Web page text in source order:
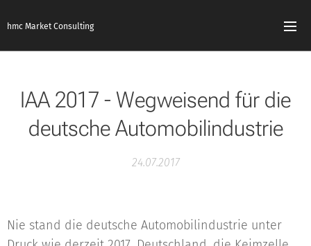
hmc Market Consulting
IAA 2017 - Wegweisend für die
deutsche Automobilindustrie
24.07.2017
Nie stand die deutsche Automobilindustrie unter